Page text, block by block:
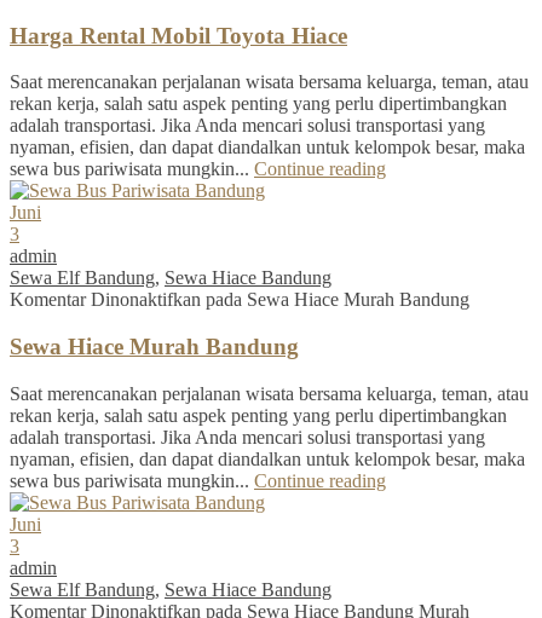
Harga Rental Mobil Toyota Hiace
Saat merencanakan perjalanan wisata bersama keluarga, teman, atau
rekan kerja, salah satu aspek penting yang perlu dipertimbangkan
adalah transportasi. Jika Anda mencari solusi transportasi yang
nyaman, efisien, dan dapat diandalkan untuk kelompok besar, maka
sewa bus pariwisata mungkin... Continue reading
Juni
3
admin
Sewa Elf Bandung, Sewa Hiace Bandung
Komentar Dinonaktifkan pada Sewa Hiace Murah Bandung
Sewa Hiace Murah Bandung
Saat merencanakan perjalanan wisata bersama keluarga, teman, atau
rekan kerja, salah satu aspek penting yang perlu dipertimbangkan
adalah transportasi. Jika Anda mencari solusi transportasi yang
nyaman, efisien, dan dapat diandalkan untuk kelompok besar, maka
sewa bus pariwisata mungkin... Continue reading
Juni
3
admin
Sewa Elf Bandung, Sewa Hiace Bandung
Komentar Dinonaktifkan pada Sewa Hiace Bandung Murah